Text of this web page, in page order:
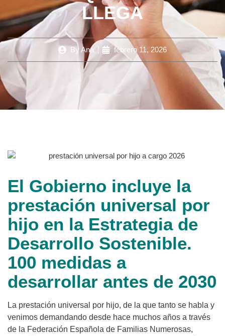
LLEGA
ByAna febrero 11, 2026
El Gobierno incluye la
prestación universal por
hijo en la Estrategia de
Desarrollo Sostenible.
100 medidas a
desarrollar antes de 2030
La prestación universal por hijo, de la que tanto se habla y
venimos demandando desde hace muchos años a través
de la Federación Española de Familias Numerosas,